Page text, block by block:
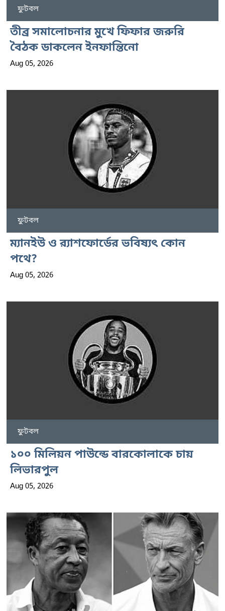
ফুটবল
তীব্র সমালোচনার মুখে ফিফার জরুরি
বৈঠক ডাকলেন ইনফান্তিনো
Aug 05, 2026
ফুটবল
ম্যানইউ ও র‍্যাশফোর্ডের ভবিষ্যৎ কোন
পথে?
Aug 05, 2026
ফুটবল
১০০ মিলিয়ন পাউন্ডে বারকোলাকে চায়
লিভারপুল
Aug 05, 2026